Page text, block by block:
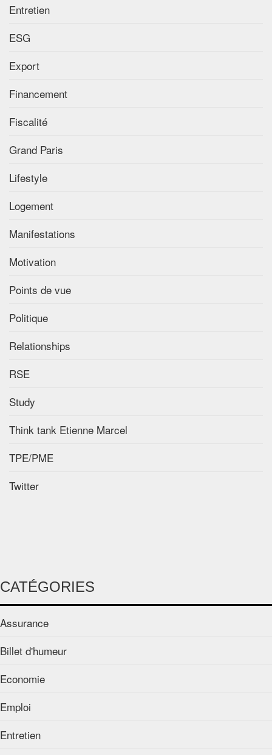
Entretien
ESG
Export
Financement
Fiscalité
Grand Paris
Lifestyle
Logement
Manifestations
Motivation
Points de vue
Politique
Relationships
RSE
Study
Think tank Etienne Marcel
TPE/PME
Twitter
CATÉGORIES
Assurance
Billet d'humeur
Economie
Emploi
Entretien